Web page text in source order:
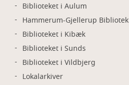
Biblioteket i Aulum
Hammerum-Gjellerup Bibliotek
Biblioteket i Kibæk
Biblioteket i Sunds
Biblioteket i Vildbjerg
Lokalarkiver